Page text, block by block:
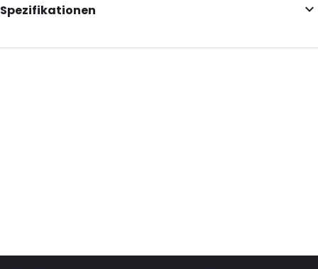
Spezifikationen
Additional information: Mit Einkerbungen